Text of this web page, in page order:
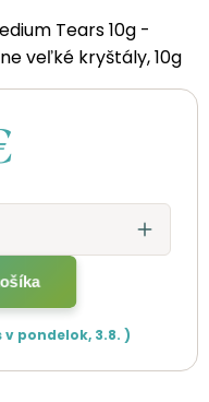
Tears 10g -
veľké kryštály, 10g
v pondelok, 3.8. )